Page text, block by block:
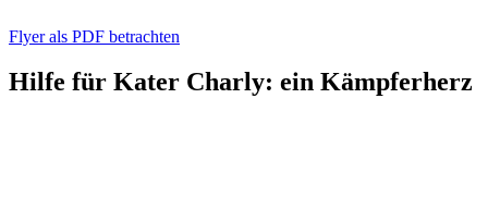
Flyer als PDF betrachten
Hilfe für Kater Charly: ein Kämpferherz